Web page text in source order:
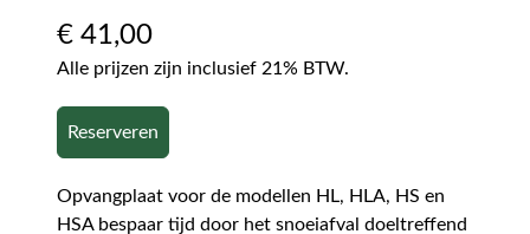
€ 41,00
Alle prijzen zijn inclusief 21% BTW.
Reserveren
Opvangplaat voor de modellen HL, HLA, HS en
HSA bespaar tijd door het snoeiafval doeltreffend